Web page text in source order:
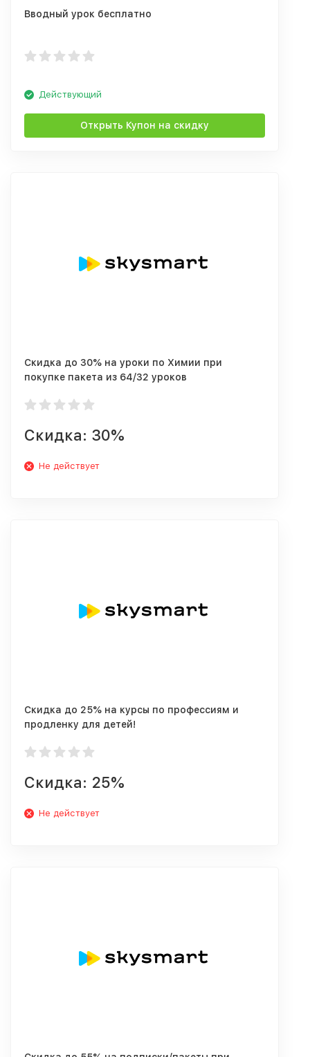
Вводный урок бесплатно
Действующий
Открыть Купон на скидку
Скидка до 30% на уроки по Химии при
покупке пакета из 64/32 уроков
Скидка: 30%
Не действует
Скидка до 25% на курсы по профессиям и
продленку для детей!
Скидка: 25%
Не действует